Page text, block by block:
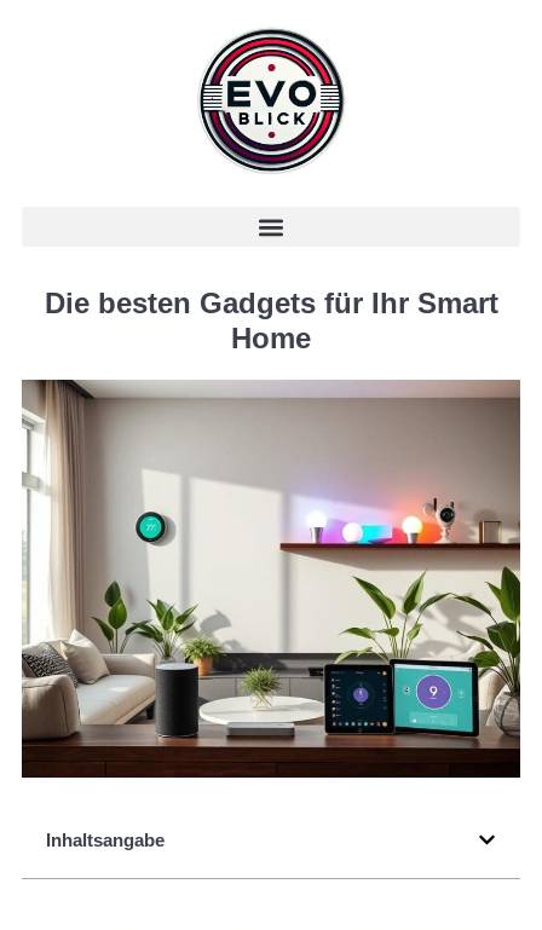
Die besten Gadgets für Ihr Smart
Home
Inhaltsangabe